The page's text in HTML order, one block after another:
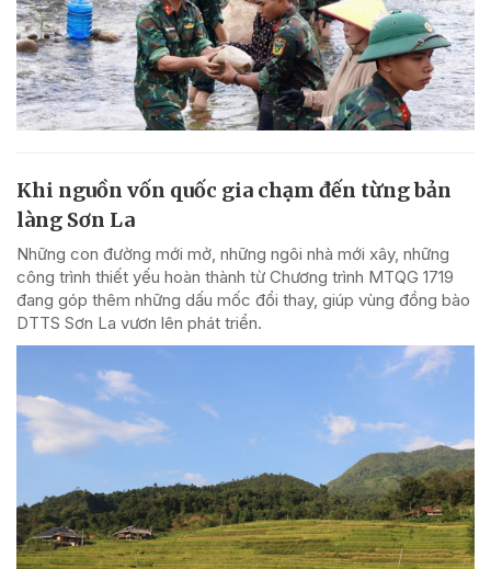
Khi nguồn vốn quốc gia chạm đến từng bản
làng Sơn La
Những con đường mới mở, những ngôi nhà mới xây, những
công trình thiết yếu hoàn thành từ Chương trình MTQG 1719
đang góp thêm những dấu mốc đổi thay, giúp vùng đồng bào
DTTS Sơn La vươn lên phát triển.